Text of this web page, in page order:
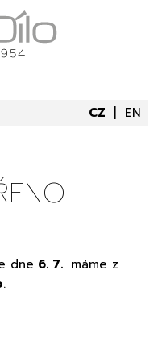
CZ EN
dne 6. 7. máme z
.